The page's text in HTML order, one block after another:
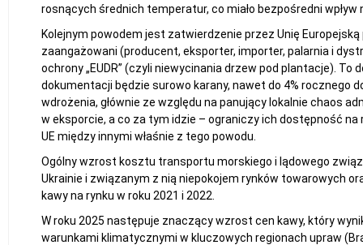
rosnących średnich temperatur, co miało bezpośredni wpływ
Kolejnym powodem jest zatwierdzenie przez Unię
zaangażowani (producent, eksporter, importer, palarnia i
ochrony „EUDR” (czyli niewycinania drzew pod plantacje).
dokumentacji będzie surowo karany, nawet do 4% rocznego
wdrożenia, głównie ze względu na panujący lokalnie chaos
w eksporcie, a co za tym idzie – ograniczy ich dostępność na
UE między innymi właśnie z tego powodu.
Ogólny wzrost kosztu transportu morskiego i lądowego
Ukrainie i związanym z nią niepokojem rynków towarowych
kawy na rynku w roku 2021 i 2022.
W roku 2025 następuje znaczący wzrost cen kawy, który
warunkami klimatycznymi w kluczowych regionach upraw